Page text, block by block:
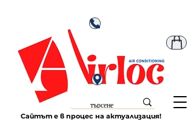
Сайтът е в процес на актуализация!